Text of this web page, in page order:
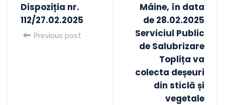
Dispoziția nr.
112/27.02.2025
Previous post
Mâine, în data
de 28.02.2025
Serviciul Public
de Salubrizare
Toplița va
colecta deșeuri
din sticlă și
vegetale